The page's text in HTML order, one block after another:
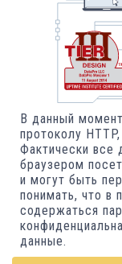
В данный
протоколу
Фактически
браузером
и могут быть
понимать, что в
содержаться
данные.